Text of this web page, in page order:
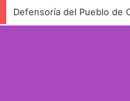
Defensoría del Pueblo de